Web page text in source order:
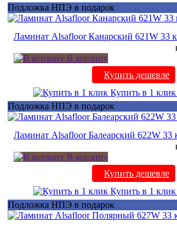
Подложка НПЭ в подарок
Ламинат Alsafloor Канарский 621W 33
В корзину
Купить дешевле
Купить в 1 клик
Подложка НПЭ в подарок
Ламинат Alsafloor Балеарский 622W 33
В корзину
Купить дешевле
Купить в 1 клик
Подложка НПЭ в подарок